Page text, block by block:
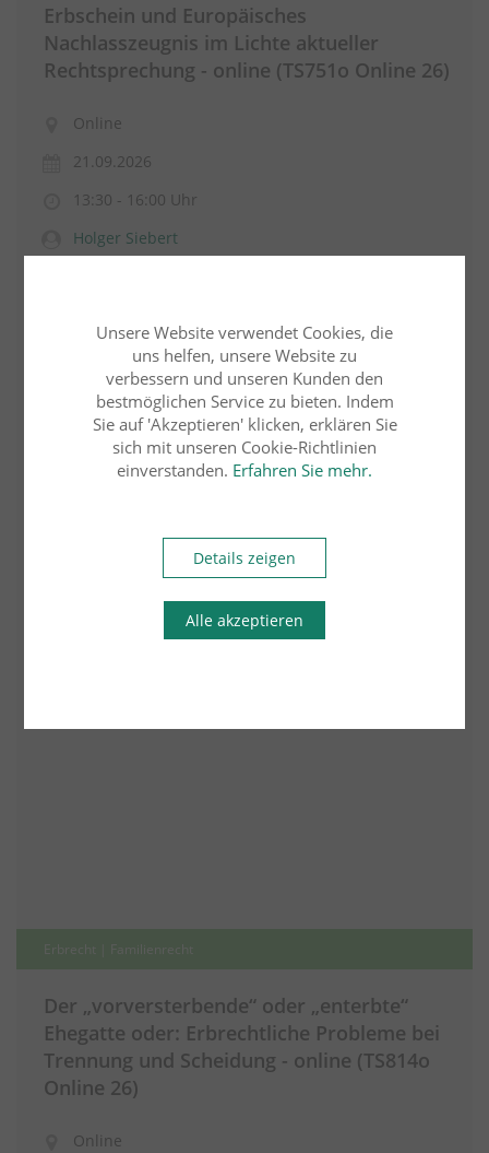
Erbschein und Europäisches
Nachlasszeugnis im Lichte aktueller
Rechtsprechung - online (TS751o Online 26)
Online
21.09.2026
13:30 - 16:00 Uhr
Holger Siebert
119,00 €
Bis zu:35,70 € mit unserem Kombi-Rabatt
sparen* (mehr erfahren)
In den Warenkorb
Der „vorversterbende“ oder „enterbte“
Ehegatte oder: Erbrechtliche Probleme bei
Trennung und Scheidung - online (TS814o
Online 26)
Online
Unsere Website verwendet Cookies, die
uns helfen, unsere Website zu
verbessern und unseren Kunden den
bestmöglichen Service zu bieten. Indem
Sie auf 'Akzeptieren' klicken, erklären Sie
sich mit unseren Cookie-Richtlinien
einverstanden. Erfahren Sie mehr.
Details zeigen
Alle akzeptieren